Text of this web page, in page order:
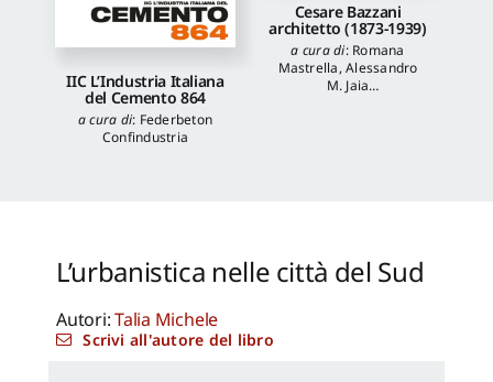
IIC L’Industria Italiana
del Cemento 864
a cura di: Federbeton
Confindustria
Cesare Bazzani
architetto (1873-1939)
a cura di: Romana
Mastrella,Alessandro
M. Jaia
L’urbanistica nelle città del Sud
Autori:Talia Michele
Scrivi all'autore del libro